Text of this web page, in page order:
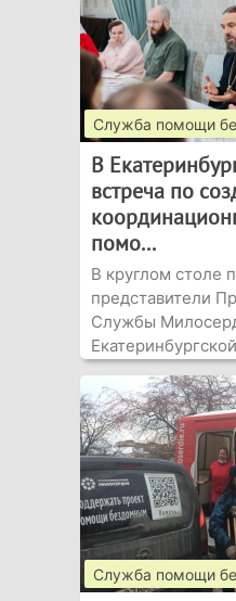
Служба помощи
В
встреча по
помо...
В круглом столе
представители
Службы
государстве...
Служба помощи